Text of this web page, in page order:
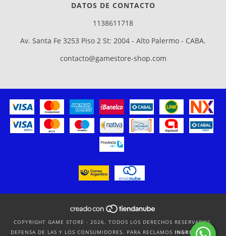
DATOS DE CONTACTO
1138611718
Av. Santa Fe 3253 Piso 2 St: 2004 - Alto Palermo - CABA.
contacto@gamestore-shop.com
COPYRIGHT GAME STORE - 2026. TODOS LOS DERECHOS RESERVADOS.
DEFENSA DE LAS Y LOS CONSUMIDORES. PARA RECLAMOS INGRESÁ ACÁ.